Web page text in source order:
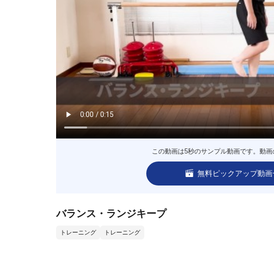
この動画は5秒のサンプル動画です。動画
無料ピックアップ動
バランス・ランジキープ
トレーニング トレーニング